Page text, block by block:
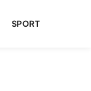
SPORT